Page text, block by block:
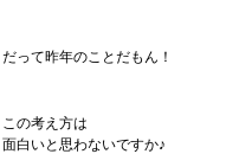
だって昨年のことだもん！
この考え方は
面白いと思わないですか♪